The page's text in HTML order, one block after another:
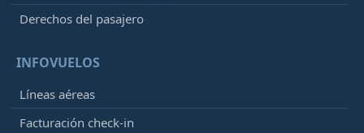
Derechos del pasajero
INFOVUELOS
Líneas aéreas
Facturación check-in